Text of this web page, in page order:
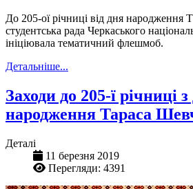
До 205-ої річниці від дня народження
студентська рада Черкаського
ініціювала тематичний флешмоб.
Детальніше...
Заходи до 205-ї річниці
народження Тараса
Деталі
11 березня 2019
Перегляди: 4391